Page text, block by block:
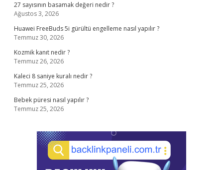
27 sayısının basamak değeri nedir ?
Ağustos 3, 2026
Huawei FreeBuds 5i gürültü engelleme nasıl yapılır ?
Temmuz 30, 2026
Kozmik kanıt nedir ?
Temmuz 26, 2026
Kaleci 8 saniye kuralı nedir ?
Temmuz 25, 2026
Bebek püresi nasıl yapılır ?
Temmuz 25, 2026